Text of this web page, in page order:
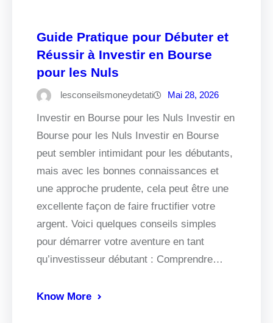
Guide Pratique pour Débuter et
Réussir à Investir en Bourse
pour les Nuls
lesconseilsmoneydetati Mai 28, 2026
Investir en Bourse pour les Nuls Investir en
Bourse pour les Nuls Investir en Bourse
peut sembler intimidant pour les débutants,
mais avec les bonnes connaissances et
une approche prudente, cela peut être une
excellente façon de faire fructifier votre
argent. Voici quelques conseils simples
pour démarrer votre aventure en tant
qu’investisseur débutant : Comprendre…
Know More